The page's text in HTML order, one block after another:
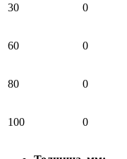
30 0
60 0
80 0
100 0